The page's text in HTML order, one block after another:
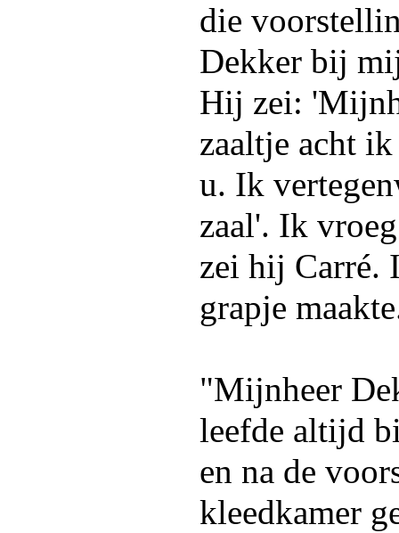
die
Dekker bij
Hij zei:
zaaltje acht
u. Ik
zaal'. Ik
zei hij Carré.
grapje
"Mijnheer
leefde altijd
en na de
kleedkamer